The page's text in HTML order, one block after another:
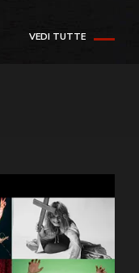
VEDI TUTTE